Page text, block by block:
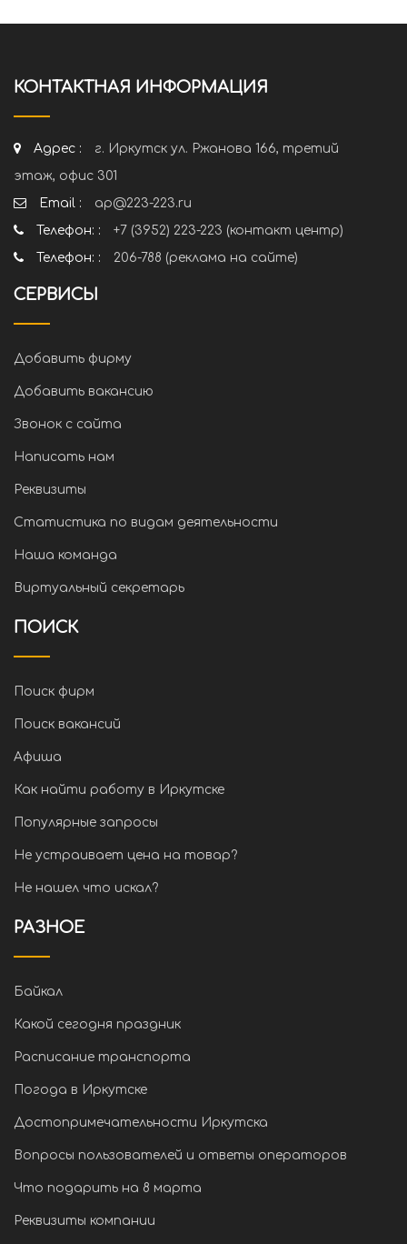
КОНТАКТНАЯ ИНФОРМАЦИЯ
Адрес :
г. Иркутск ул. Ржанова 166, третий
этаж, офис 301
Email :
ap@223-223.ru
Телефон: :
+7 (3952) 223-223 (контакт центр)
Телефон: :
206-788 (реклама на сайте)
СЕРВИСЫ
Добавить фирму
Добавить вакансию
Звонок с сайта
Написать нам
Реквизиты
Статистика по видам деятельности
Наша команда
Виртуальный секретарь
ПОИСК
Поиск фирм
Поиск вакансий
Афиша
Как найти работу в Иркутске
Популярные запросы
Не устраивает цена на товар?
Не нашел что искал?
РАЗНОЕ
Байкал
Какой сегодня праздник
Расписание транспорта
Погода в Иркутске
Достопримечательности Иркутска
Вопросы пользователей и ответы операторов
Что подарить на 8 марта
Реквизиты компании